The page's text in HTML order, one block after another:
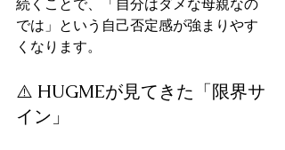
続くことで、「自分はダメな母親なの
では」という自己否定感が強まりやす
くなります。
⚠️ HUGMEが見てきた「限界サ
イン」